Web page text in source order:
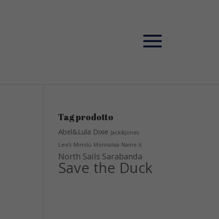
Tag prodotto
Abel&Lula Dixie Jack&Jones
Levi's Mimilù Monnalisa Name it
North Sails Sarabanda
Save the Duck